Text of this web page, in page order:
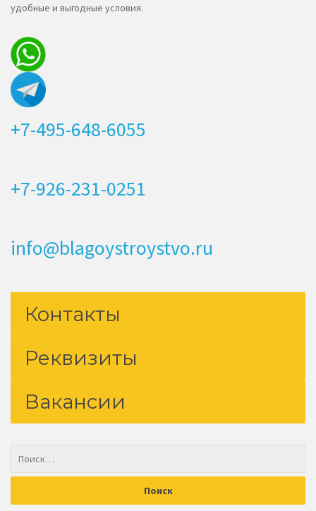
удобные и выгодные условия.
+7-495-648-6055
+7-926-231-0251
info@blagoystroystvo.ru
Контакты
Реквизиты
Вакансии